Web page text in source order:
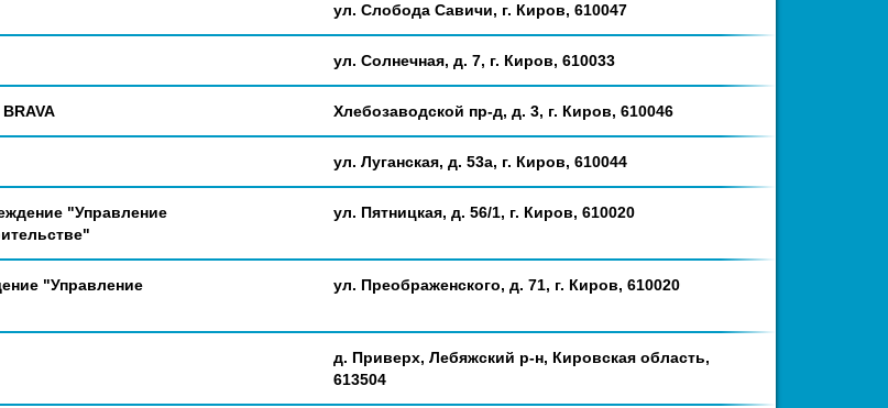
ул. Слобода Савичи, г. Киров, 610047
ул. Солнечная, д. 7, г. Киров, 610033
Хлебозаводской пр-д, д. 3, г. Киров, 610046
ул. Луганская, д. 53а, г. Киров, 610044
"Управление
ул. Пятницкая, д. 56/1, г. Киров, 610020
"Управление
ул. Преображенского, д. 71, г. Киров, 610020
д. Приверх, Лебяжский р-н, Кировская область,
613504